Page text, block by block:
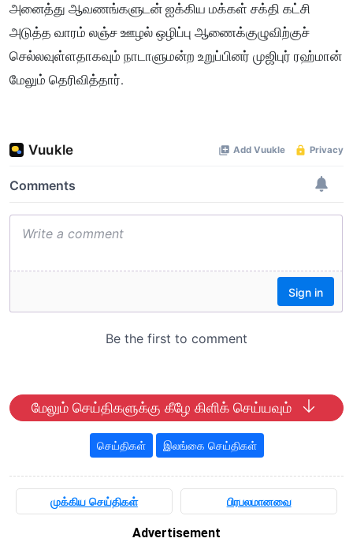
அனைத்து ஆவணங்களுடன் ஐக்கிய மக்கள் சக்தி கட்சி
அடுத்த வாரம் லஞ்ச ஊழல் ஒழிப்பு ஆணைக்குழுவிற்குச்
செல்லவுள்ளதாகவும் நாடாளுமன்ற உறுப்பினர் முஜிபுர் ரஹ்மான்
மேலும் தெரிவித்தார்.
மேலும் செய்திகளுக்கு கீழே கிளிக் செய்யவும்
செய்திகள் இலங்கை செய்திகள்
முக்கிய செய்திகள் பிரபலமானவை
Advertisement